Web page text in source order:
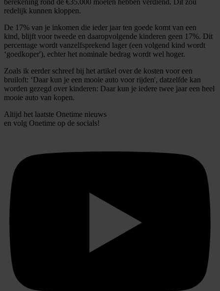
redelijk kunnen kloppen.
De 17% van je inkomen die ieder jaar ten goede komt van een
kind, blijft voor tweede en daaropvolgende kinderen geen 17%. Dit
percentage wordt vanzelfsprekend lager (een volgend kind wordt
‘goedkoper'), echter het nominale bedrag wordt wel hoger.
Zoals ik eerder schreef bij het artikel over de kosten voor een
bruiloft: ‘Daar kun je een mooie auto voor rijden', datzelfde kan
worden gezegd over kinderen: Daar kun je iedere twee jaar een heel
mooie auto van kopen.
Altijd het laatste Onetime nieuws
en volg Onetime op de socials!